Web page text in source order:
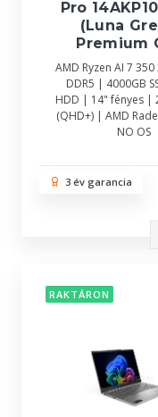
Pro
(Luna
Premium
AMD Ryzen AI 7
DDR5 | 4000GB
HDD | 14" fényes |
(QHD+) | AMD
NO OS
3 év garancia
RAKTÁRON